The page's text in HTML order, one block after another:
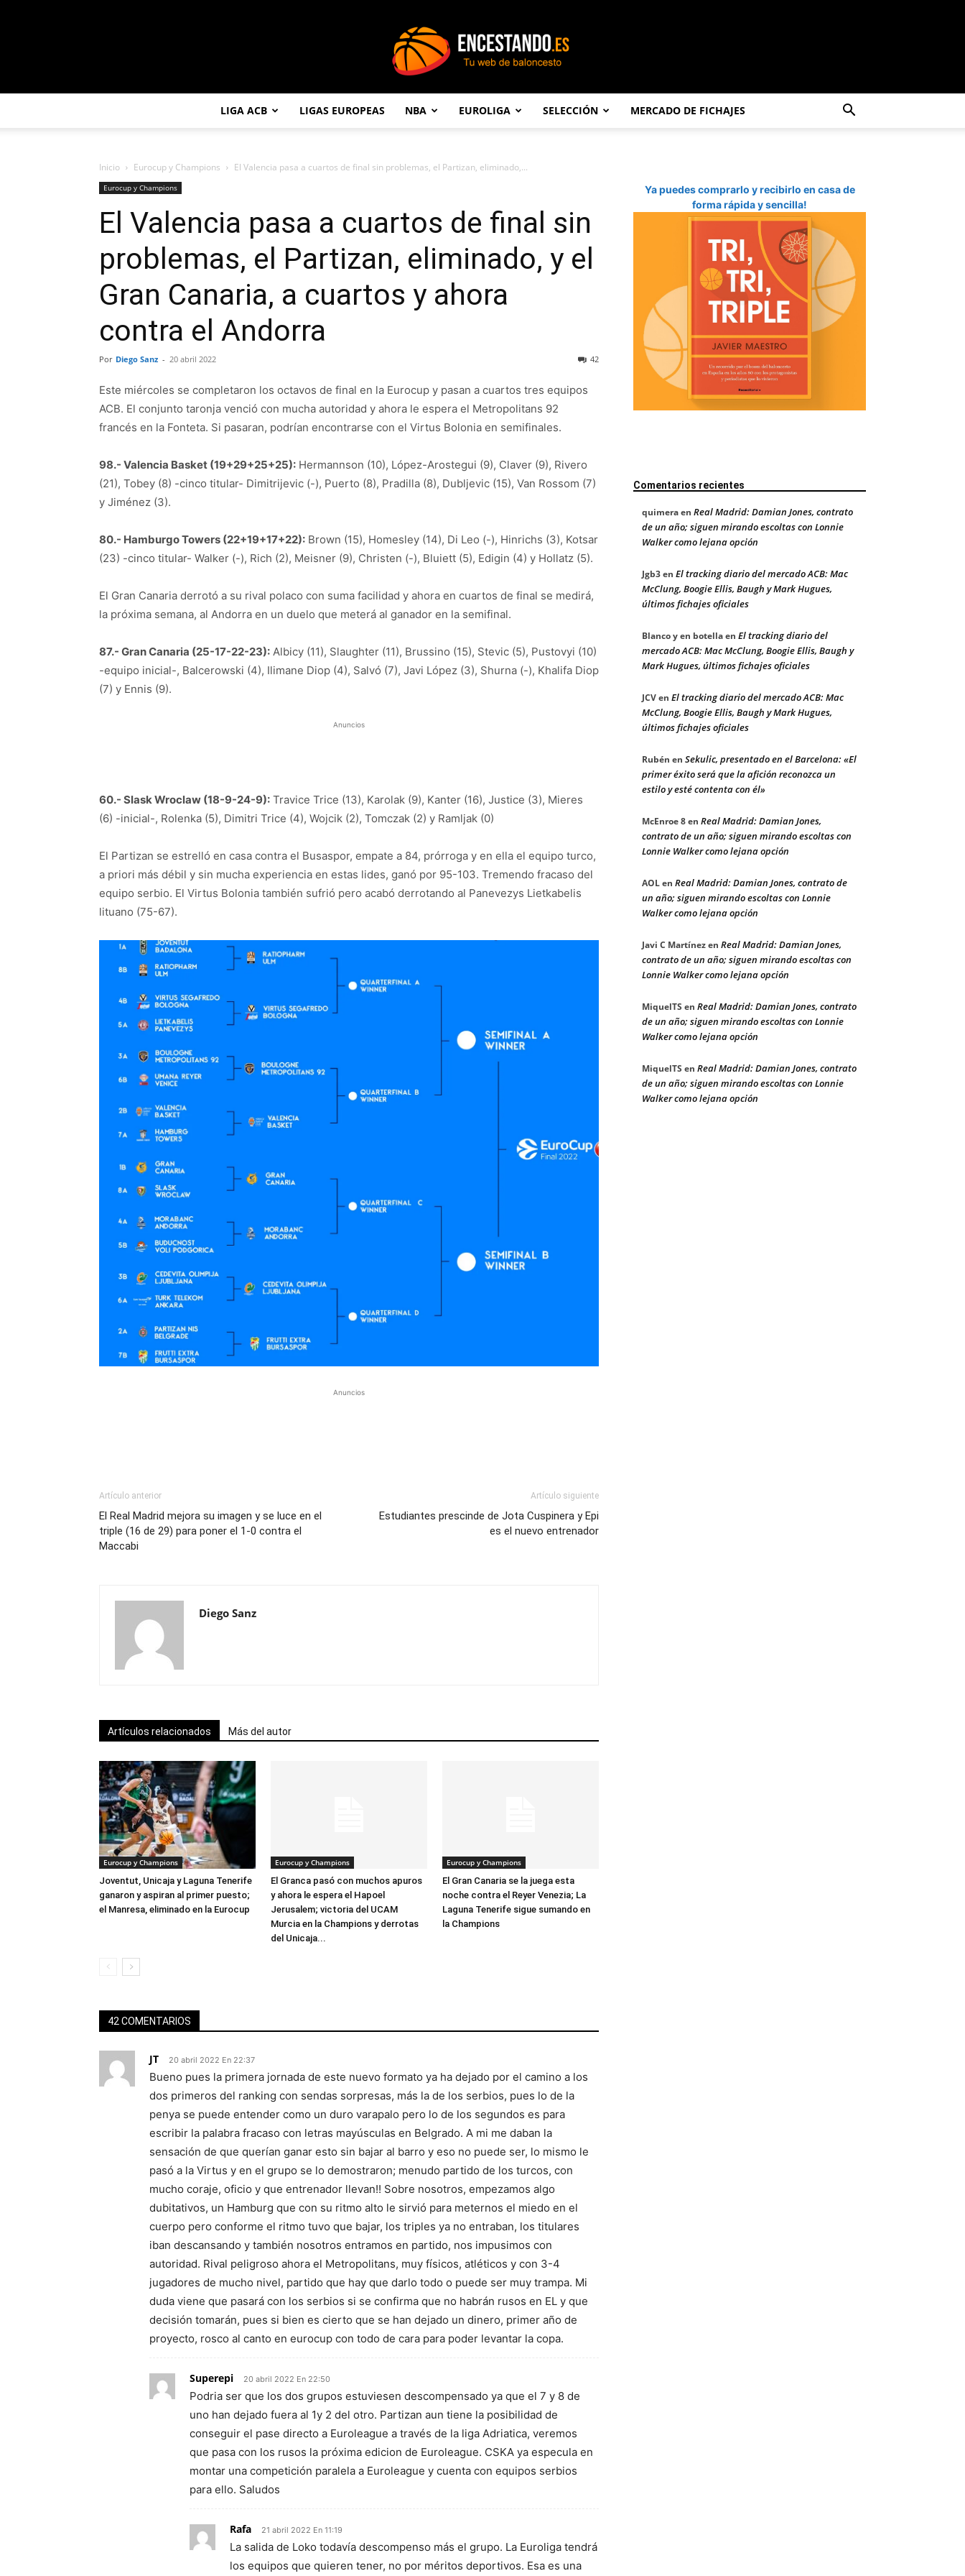
LIGA ACB LIGAS EUROPEAS NBA EUROLIGA SELECCIÓN MERCADO DE FICHAJES
Inicio Eurocup y Champions El Valencia pasa a cuartos de final sin problemas, el Partizan, eliminado,...
Eurocup y Champions
El Valencia pasa a cuartos de final sin
problemas, el Partizan, eliminado, y el
Gran Canaria, a cuartos y ahora
contra el Andorra
Por Diego Sanz - 20 abril 2022 42
Este miércoles se completaron los octavos de final en la Eurocup y pasan a cuartos tres equipos
ACB. El conjunto taronja venció con mucha autoridad y ahora le espera el Metropolitans 92
francés en la Fonteta. Si pasaran, podrían encontrarse con el Virtus Bolonia en semifinales.
98.- Valencia Basket (19+29+25+25): Hermannson (10), López-Arostegui (9), Claver (9), Rivero
(21), Tobey (8) -cinco titular- Dimitrijevic (-), Puerto (8), Pradilla (8), Dubljevic (15), Van Rossom (7)
y Jiménez (3).
80.- Hamburgo Towers (22+19+17+22): Brown (15), Homesley (14), Di Leo (-), Hinrichs (3), Kotsar
(23) -cinco titular- Walker (-), Rich (2), Meisner (9), Christen (-), Bluiett (5), Edigin (4) y Hollatz (5).
El Gran Canaria derrotó a su rival polaco con suma facilidad y ahora en cuartos de final se medirá,
la próxima semana, al Andorra en un duelo que meterá al ganador en la semifinal.
87.- Gran Canaria (25-17-22-23): Albicy (11), Slaughter (11), Brussino (15), Stevic (5), Pustovyi (10)
-equipo inicial-, Balcerowski (4), Ilimane Diop (4), Salvó (7), Javi López (3), Shurna (-), Khalifa Diop
(7) y Ennis (9).
Anuncios
60.- Slask Wroclaw (18-9-24-9): Travice Trice (13), Karolak (9), Kanter (16), Justice (3), Mieres
(6) -inicial-, Rolenka (5), Dimitri Trice (4), Wojcik (2), Tomczak (2) y Ramljak (0)
El Partizan se estrelló en casa contra el Busaspor, empate a 84, prórroga y en ella el equipo turco,
a priori más débil y sin mucha experiencia en estas lides, ganó por 95-103. Tremendo fracaso del
equipo serbio. El Virtus Bolonia también sufrió pero acabó derrotando al Panevezys Lietkabelis
lituano (75-67).
Anuncios
Artículo anterior
El Real Madrid mejora su imagen y se luce en el
triple (16 de 29) para poner el 1-0 contra el
Maccabi
Artículo siguiente
Estudiantes prescinde de Jota Cuspinera y Epi
es el nuevo entrenador
Diego Sanz
Artículos relacionados Más del autor
Eurocup y Champions
Joventut, Unicaja y Laguna Tenerife
ganaron y aspiran al primer puesto;
el Manresa, eliminado en la Eurocup
Eurocup y Champions
El Granca pasó con muchos apuros
y ahora le espera el Hapoel
Jerusalem; victoria del UCAM
Murcia en la Champions y derrotas
del Unicaja...
Eurocup y Champions
El Gran Canaria se la juega esta
noche contra el Reyer Venezia; La
Laguna Tenerife sigue sumando en
la Champions
42 COMENTARIOS
JT 20 abril 2022 En 22:37
Bueno pues la primera jornada de este nuevo formato ya ha dejado por el camino a los
dos primeros del ranking con sendas sorpresas, más la de los serbios, pues lo de la
penya se puede entender como un duro varapalo pero lo de los segundos es para
escribir la palabra fracaso con letras mayúsculas en Belgrado. A mi me daban la
sensación de que querían ganar esto sin bajar al barro y eso no puede ser, lo mismo le
pasó a la Virtus y en el grupo se lo demostraron; menudo partido de los turcos, con
mucho coraje, oficio y que entrenador llevan!! Sobre nosotros, empezamos algo
dubitativos, un Hamburg que con su ritmo alto le sirvió para meternos el miedo en el
cuerpo pero conforme el ritmo tuvo que bajar, los triples ya no entraban, los titulares
iban descansando y también nosotros entramos en partido, nos impusimos con
autoridad. Rival peligroso ahora el Metropolitans, muy físicos, atléticos y con 3-4
jugadores de mucho nivel, partido que hay que darlo todo o puede ser muy trampa. Mi
duda viene que pasará con los serbios si se confirma que no habrán rusos en EL y que
decisión tomarán, pues si bien es cierto que se han dejado un dinero, primer año de
proyecto, rosco al canto en eurocup con todo de cara para poder levantar la copa.
Superepi 20 abril 2022 En 22:50
Podria ser que los dos grupos estuviesen descompensado ya que el 7 y 8 de
uno han dejado fuera al 1y 2 del otro. Partizan aun tiene la posibilidad de
conseguir el pase directo a Euroleague a través de la liga Adriatica, veremos
que pasa con los rusos la próxima edicion de Euroleague. CSKA ya especula en
montar una competición paralela a Euroleague y cuenta con equipos serbios
para ello. Saludos
Rafa 21 abril 2022 En 11:19
La salida de Loko todavía descompenso más el grupo. La Euroliga tendrá
los equipos que quieren tener, no por méritos deportivos. Esa es una
Ya puedes comprarlo y recibirlo en casa de
forma rápida y sencilla!
Comentarios recientes
quimeraen Real Madrid: Damian Jones, contrato
de un año; siguen mirando escoltas con Lonnie
Walker como lejana opción
Jgb3en El tracking diario del mercado ACB: Mac
McClung, Boogie Ellis, Baugh y Mark Hugues,
últimos fichajes oficiales
Blanco y en botellaen El tracking diario del
mercado ACB: Mac McClung, Boogie Ellis, Baugh y
Mark Hugues, últimos fichajes oficiales
JCVen El tracking diario del mercado ACB: Mac
McClung, Boogie Ellis, Baugh y Mark Hugues,
últimos fichajes oficiales
Rubén en Sekulic, presentado en el Barcelona: «El
primer éxito será que la afición reconozca un
estilo y esté contenta con él»
McEnroe 8en Real Madrid: Damian Jones,
contrato de un año; siguen mirando escoltas con
Lonnie Walker como lejana opción
AOLen Real Madrid: Damian Jones, contrato de
un año; siguen mirando escoltas con Lonnie
Walker como lejana opción
Javi C Martínezen Real Madrid: Damian Jones,
contrato de un año; siguen mirando escoltas con
Lonnie Walker como lejana opción
MiquelTS en Real Madrid: Damian Jones, contrato
de un año; siguen mirando escoltas con Lonnie
Walker como lejana opción
MiquelTS en Real Madrid: Damian Jones, contrato
de un año; siguen mirando escoltas con Lonnie
Walker como lejana opción